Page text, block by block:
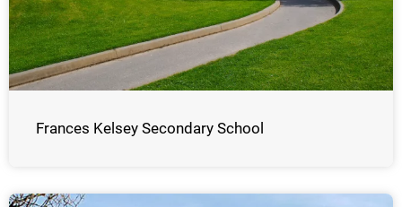
Frances Kelsey Secondary School